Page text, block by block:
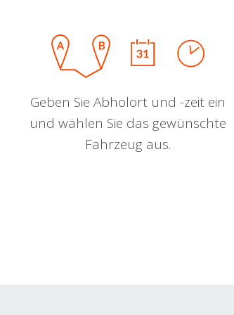
Geben Sie Abholort und -zeit ein
und wählen Sie das gewünschte
Fahrzeug aus.